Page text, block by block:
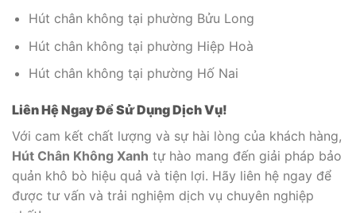
Hút chân không tại phường Bửu Long
Hút chân không tại phường Hiệp Hoà
Hút chân không tại phường Hố Nai
Liên Hệ Ngay Để Sử Dụng Dịch Vụ!
Với cam kết chất lượng và sự hài lòng của khách hàng,
Hút Chân Không Xanh tự hào mang đến giải pháp bảo
quản khô bò hiệu quả và tiện lợi. Hãy liên hệ ngay để
được tư vấn và trải nghiệm dịch vụ chuyên nghiệp